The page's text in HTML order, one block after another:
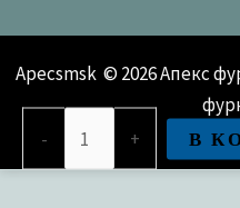
Apecsmsk © 2026 Апекс
-
+ В